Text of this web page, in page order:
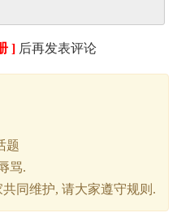
] 后再发表评论
题
骂.
同维护, 请大家遵守规则.